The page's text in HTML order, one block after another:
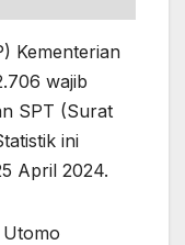
Kementerian
wajib
SPT (Surat
ini
April 2024.